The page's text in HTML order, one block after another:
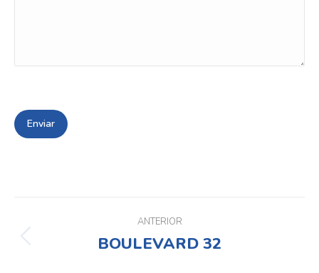
entre
proyectos
ANTERIOR
Proyecto
BOULEVARD 32